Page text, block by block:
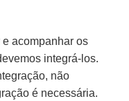
acompanhar os
integrá-los.
não
é necessária.